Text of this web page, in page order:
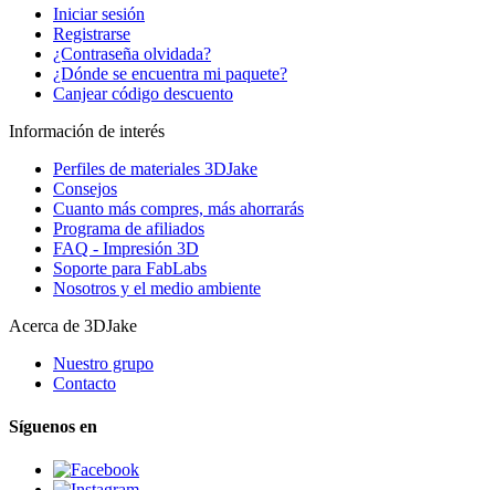
Iniciar sesión
Registrarse
¿Contraseña olvidada?
¿Dónde se encuentra mi paquete?
Canjear código descuento
Información de interés
Perfiles de materiales 3DJake
Consejos
Cuanto más compres, más ahorrarás
Programa de afiliados
FAQ - Impresión 3D
Soporte para FabLabs
Nosotros y el medio ambiente
Acerca de 3DJake
Nuestro grupo
Contacto
Síguenos en